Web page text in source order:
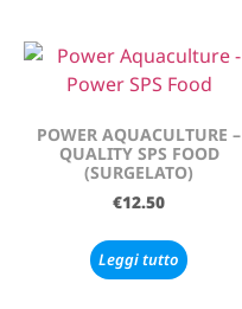
POWER AQUACULTURE –
QUALITY SPS FOOD
(SURGELATO)
€12.50
Leggi tutto